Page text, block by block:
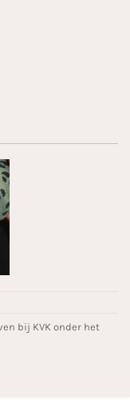
bij KVK onder het